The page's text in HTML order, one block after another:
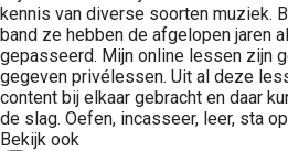
kennis van diverse soorten muziek.
band ze hebben de afgelopen jaren
gepasseerd. Mijn online lessen zijn
gegeven privélessen. Uit al deze
content bij elkaar gebracht en daar
de slag. Oefen, incasseer, leer, sta
Bekijk ook